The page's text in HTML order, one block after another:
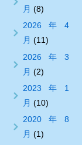
月 (8)
2026年4
月 (11)
2026年3
月 (2)
2023年1
月 (10)
2020年8
月 (1)